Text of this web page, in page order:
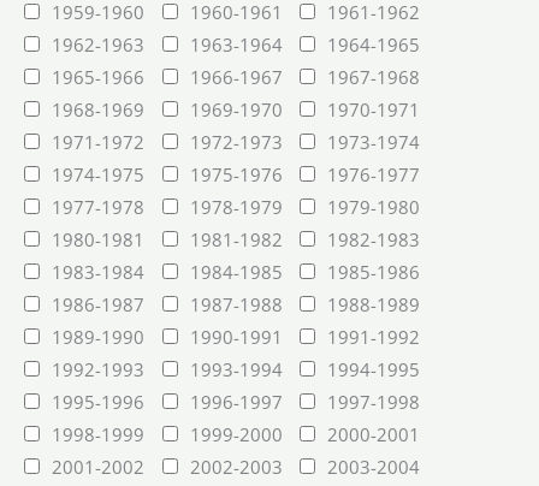
1959-1960
1960-1961
1961-1962
1962-1963
1963-1964
1964-1965
1965-1966
1966-1967
1967-1968
1968-1969
1969-1970
1970-1971
1971-1972
1972-1973
1973-1974
1974-1975
1975-1976
1976-1977
1977-1978
1978-1979
1979-1980
1980-1981
1981-1982
1982-1983
1983-1984
1984-1985
1985-1986
1986-1987
1987-1988
1988-1989
1989-1990
1990-1991
1991-1992
1992-1993
1993-1994
1994-1995
1995-1996
1996-1997
1997-1998
1998-1999
1999-2000
2000-2001
2001-2002
2002-2003
2003-2004